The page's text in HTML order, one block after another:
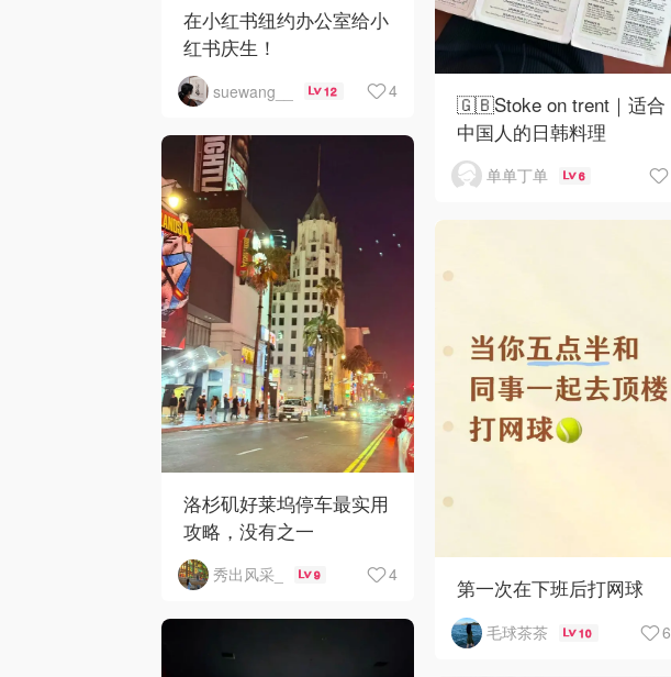
在小红书纽约办公室给小
红书庆生！
suewang__ 12 4
🇬🇧Stoke on trent｜适合
中国人的日韩料理
单单丁单 6
洛杉矶好莱坞停车最实用
攻略，没有之一
秀出风采_ 9 4 第一次在下班后打网球
毛球茶茶 10 6